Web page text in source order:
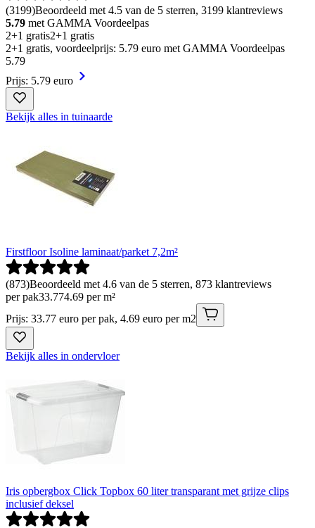
(3199)Beoordeeld met 4.5 van de 5 sterren, 3199 klantreviews
5.79 met GAMMA Voordeelpas
2+1 gratis2+1 gratis
2+1 gratis, voordeelprijs: 5.79 euro met GAMMA Voordeelpas
5.79
Prijs: 5.79 euro
Bekijk alles in tuinaarde
Firstfloor Isoline laminaat/parket 7,2m²
(873)Beoordeeld met 4.6 van de 5 sterren, 873 klantreviews
per pak33.774.69 per m²
Prijs: 33.77 euro per pak, 4.69 euro per m2
Bekijk alles in ondervloer
Iris opbergbox Click Topbox 60 liter transparant met grijze clips
inclusief deksel